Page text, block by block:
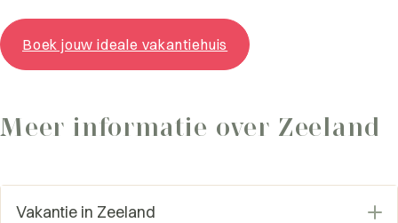
Boek jouw ideale vakantiehuis
Meer informatie over Zeeland
Vakantie in Zeeland